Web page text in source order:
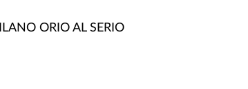
ORIO AL SERIO